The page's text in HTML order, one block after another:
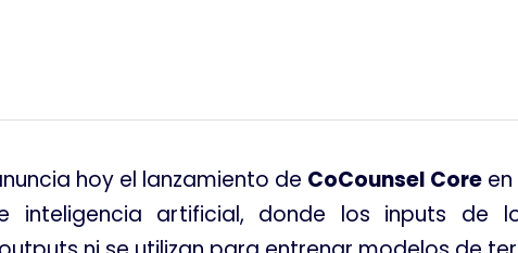
hoy el lanzamiento de CoCounsel Core en
inteligencia artificial, donde los inputs de